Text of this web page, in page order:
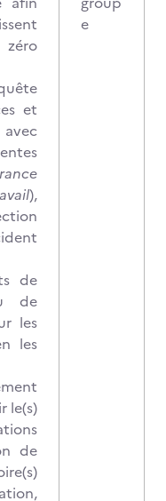
et
),
de
de
les
les
le(s)
de
e